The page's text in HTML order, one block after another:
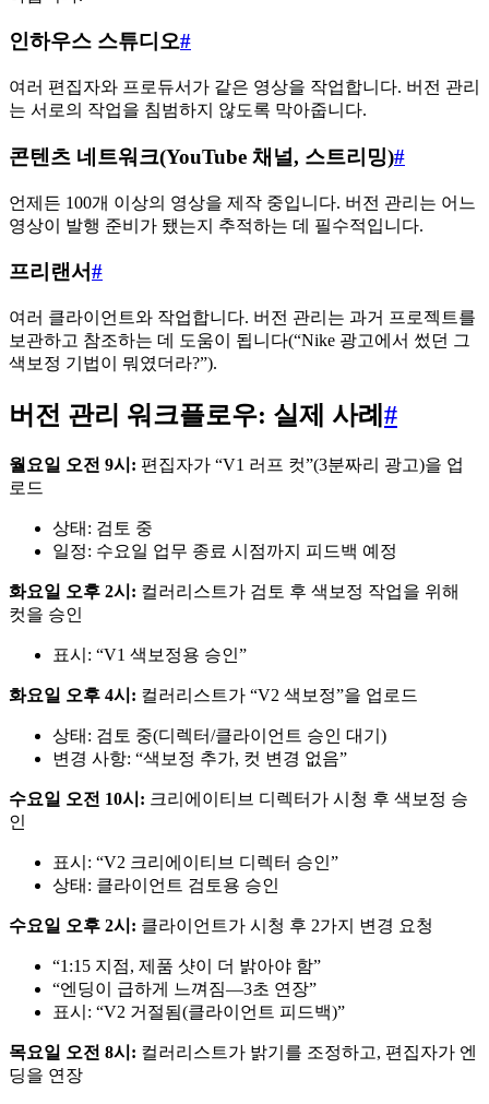
인하우스 스튜디오#
여러 편집자와 프로듀서가 같은 영상을 작업합니다. 버전 관리
는 서로의 작업을 침범하지 않도록 막아줍니다.
콘텐츠 네트워크(YouTube 채널, 스트리밍)#
언제든 100개 이상의 영상을 제작 중입니다. 버전 관리는 어느
영상이 발행 준비가 됐는지 추적하는 데 필수적입니다.
프리랜서#
여러 클라이언트와 작업합니다. 버전 관리는 과거 프로젝트를
보관하고 참조하는 데 도움이 됩니다(“Nike 광고에서 썼던 그
색보정 기법이 뭐였더라?”).
버전 관리 워크플로우: 실제 사례 #
월요일 오전 9시: 편집자가 “V1 러프 컷”(3분짜리 광고)을 업
로드
상태: 검토 중
일정: 수요일 업무 종료 시점까지 피드백 예정
화요일 오후 2시: 컬러리스트가 검토 후 색보정 작업을 위해
컷을 승인
표시: “V1 색보정용 승인”
화요일 오후 4시: 컬러리스트가 “V2 색보정”을 업로드
상태: 검토 중(디렉터/클라이언트 승인 대기)
변경 사항: “색보정 추가, 컷 변경 없음”
수요일 오전 10시: 크리에이티브 디렉터가 시청 후 색보정 승
인
표시: “V2 크리에이티브 디렉터 승인”
상태: 클라이언트 검토용 승인
수요일 오후 2시: 클라이언트가 시청 후 2가지 변경 요청
“1:15 지점, 제품 샷이 더 밝아야 함”
“엔딩이 급하게 느껴짐—3초 연장”
표시: “V2 거절됨(클라이언트 피드백)”
목요일 오전 8시: 컬러리스트가 밝기를 조정하고, 편집자가 엔
딩을 연장